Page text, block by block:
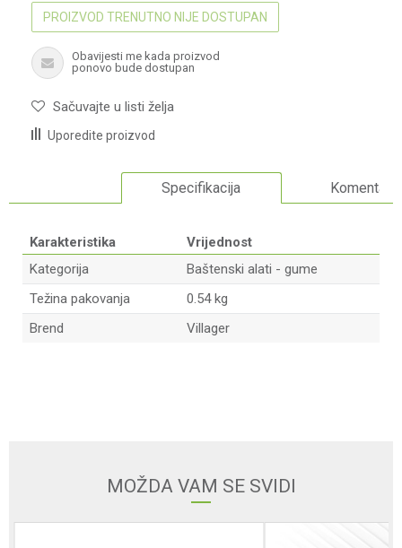
PROIZVOD TRENUTNO NIJE DOSTUPAN
Obavijesti me kada proizvod
ponovo bude dostupan
Sačuvajte u listi želja
Uporedite proizvod
Specifikacija Komentari
Karakteristika
Vrijednost
Kategorija
Baštenski alati - gume
Težina pakovanja
0.54 kg
Brend
Villager
MOŽDA VAM SE SVIDI